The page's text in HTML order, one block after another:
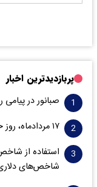
پربازدیدترین اخبار
صبانور در پیامی
۱۷ مردادماه، روز خبرنگار
استفاده از
شاخص‌های